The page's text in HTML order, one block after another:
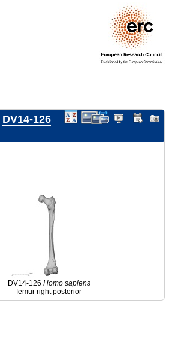
DV14-126
DV14-126 Homosapiens
femur right posterior